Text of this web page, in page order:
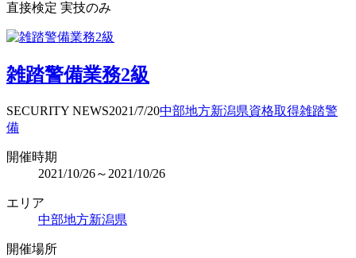
直接検定 実技のみ
雑踏警備業務2級
SECURITY NEWS2021/7/20中部地方新潟県資格取得雑踏警
備
開催時期
2021/10/26～2021/10/26
エリア
中部地方新潟県
開催場所